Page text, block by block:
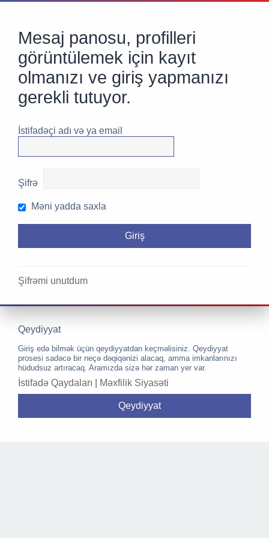
Mesaj panosu, profilleri
görüntülemek için kayıt
olmanızı ve giriş yapmanızı
gerekli tutuyor.
İstifadəçi adı və ya email
Şifrə
Məni yadda saxla
Şifrəmi unutdum
Qeydiyyat
Giriş edə bilmək üçün qeydiyyatdan keçməlisiniz. Qeydiyyat
prosesi sadəcə bir neçə dəqiqənizi alacaq, amma imkanlarınızı
hüdudsuz artıracaq. Aramızda sizə hər zaman yer var.
İstifadə Qaydaları Məxfilik Siyasəti
Qeydiyyat